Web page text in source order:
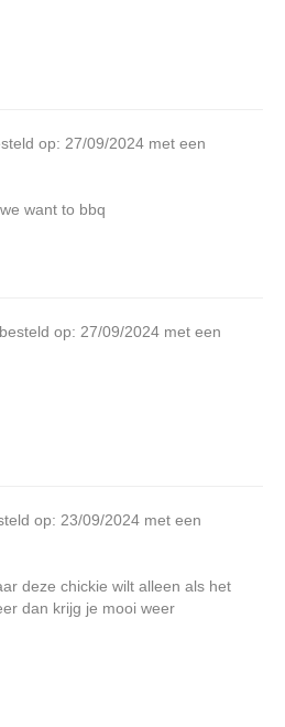
op: 27/09/2024 met een
want to bbq
op: 27/09/2024 met een
op: 23/09/2024 met een
deze chickie wilt alleen als het
dan krijg je mooi weer